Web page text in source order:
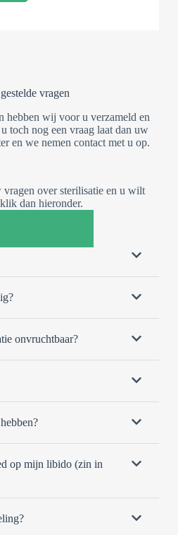
vragen
hebben wij voor u verzameld en
toch nog een vraag laat dan uw
en we nemen contact met u op.
over sterilisatie en u wilt
dan hieronder.
onvruchtbaar?
op mijn libido (zin in